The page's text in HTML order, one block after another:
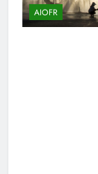
AIOFR